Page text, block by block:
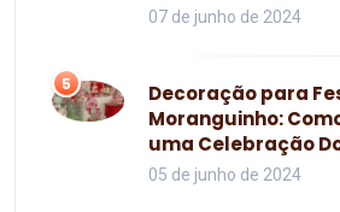
07 de junho de 2024
5
Decoração para
Moranguinho:
uma Celebração
05 de junho de 2024